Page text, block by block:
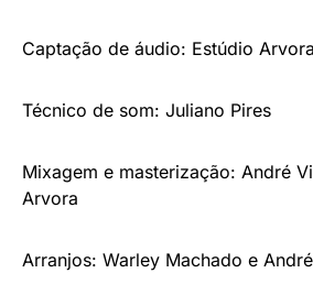
Captação de áudio: Estúdio Arvora
Técnico de som: Juliano Pires
Mixagem e masterização: André
Arvora
Arranjos: Warley Machado e